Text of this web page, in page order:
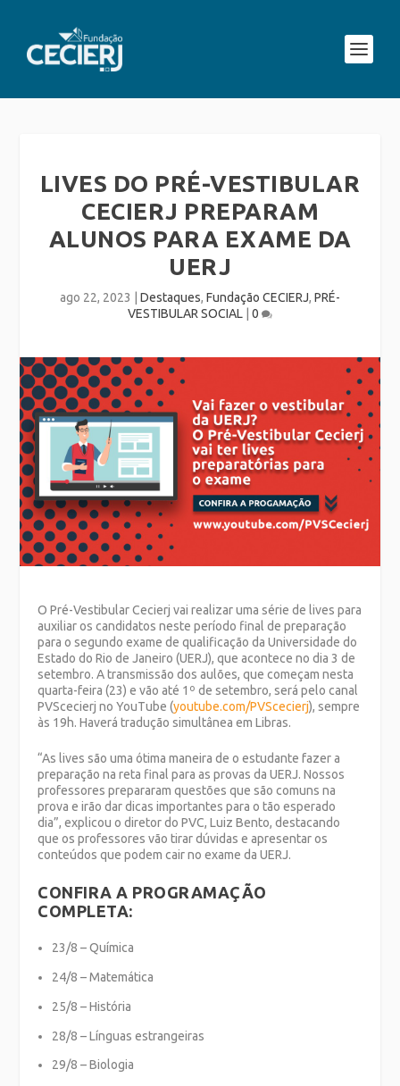
LIVES DO PRÉ-VESTIBULAR
CECIERJ PREPARAM
ALUNOS PARA EXAME DA
UERJ
ago 22, 2023 Destaques, Fundação CECIERJ, PRÉ-
VESTIBULAR SOCIAL
0
O Pré-Vestibular Cecierj vai realizar uma série de lives para
auxiliar os candidatos neste período final de preparação
para o segundo exame de qualificação da Universidade do
Estado do Rio de Janeiro (UERJ), que acontece no dia 3 de
setembro. A transmissão dos aulões, que começam nesta
quarta-feira (23) e vão até 1º de setembro, será pelo canal
PVScecierj no YouTube (youtube.com/PVScecierj), sempre
às 19h. Haverá tradução simultânea em Libras.
“As lives são uma ótima maneira de o estudante fazer a
preparação na reta final para as provas da UERJ. Nossos
professores prepararam questões que são comuns na
prova e irão dar dicas importantes para o tão esperado
dia”, explicou o diretor do PVC, Luiz Bento, destacando
que os professores vão tirar dúvidas e apresentar os
conteúdos que podem cair no exame da UERJ.
CONFIRA A PROGRAMAÇÃO
COMPLETA:
23/8 – Química
24/8 – Matemática
25/8 – História
28/8 – Línguas estrangeiras
29/8 – Biologia